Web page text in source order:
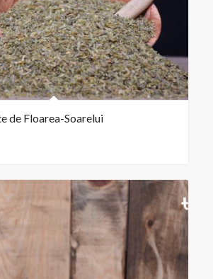
de Floarea-Soarelui